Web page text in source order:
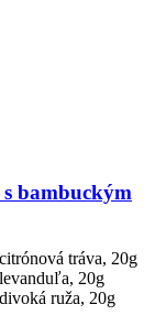
bambuckým
tráva, 20g
20g
ruža, 20g